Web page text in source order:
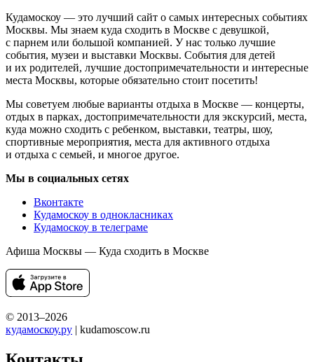
Кудамоскоу — это лучший сайт о самых интересных событиях
Москвы. Мы знаем куда сходить в Москве с девушкой,
с парнем или большой компанией. У нас только лучшие
события, музеи и выставки Москвы. События для детей
и их родителей, лучшие достопримечательности и интересные
места Москвы, которые обязательно стоит посетить!
Мы советуем любые варианты отдыха в Москве — концерты,
отдых в парках, достопримечательности для экскурсий, места,
куда можно сходить с ребенком, выставки, театры, шоу,
спортивные мероприятия, места для активного отдыха
и отдыха с семьей, и многое другое.
Мы в социальных сетях
Вконтакте
Кудамоскоу в однокласниках
Кудамоскоу в телеграме
Афиша Москвы — Куда сходить в Москве
© 2013–2026
кудамоскоу.ру | kudamoscow.ru